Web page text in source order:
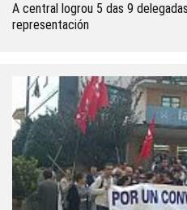
A central logrou 5 das 9
representación